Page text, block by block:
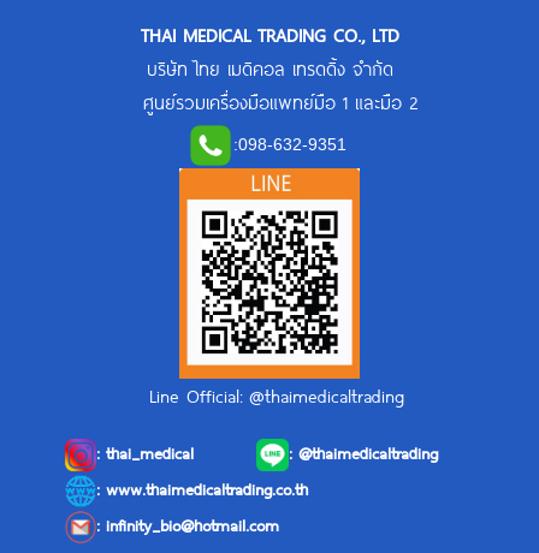
THAI MEDICAL TRADING CO., LTD
บริษัท ไทย เมดิคอล เทรดดิ้ง จำกัด
ศูนย์รวมเครื่องมือแพทย์มือ 1 และมือ 2
:098-632-9351
Line Official: @thaimedicaltrading
:thai_medical : @thaimedicaltrading
: www.thaimedicaltrading.co.th
:infinity_bio@hotmail.com